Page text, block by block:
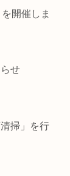
開催しま
せ
掃」を行